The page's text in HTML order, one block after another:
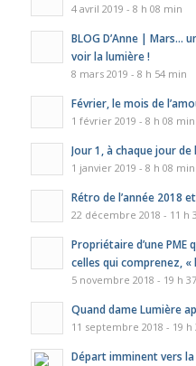
4 avril 2019 - 8 h 08 min
BLOG D’Anne | Mars…
voir la lumière !
8 mars 2019 - 8 h 54 min
Février, le mois de
1 février 2019 - 8 h 08 min
Jour 1, à chaque jour de
1 janvier 2019 - 8 h 08 min
Rétro de l’année 2018
22 décembre 2018 - 11 h
Propriétaire d’une PME
celles qui comprenez, «
5 novembre 2018 - 19 h
Quand dame Lumière
11 septembre 2018 - 19 h
Départ imminent vers